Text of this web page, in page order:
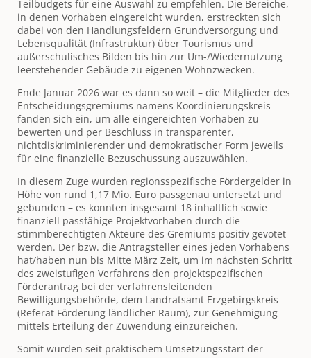
Teilbudgets für eine Auswahl zu empfehlen. Die Bereiche,
in denen Vorhaben eingereicht wurden, erstreckten sich
dabei von den Handlungsfeldern Grundversorgung und
Lebensqualität (Infrastruktur) über Tourismus und
außerschulisches Bilden bis hin zur Um-/Wiedernutzung
leerstehender Gebäude zu eigenen Wohnzwecken.
Ende Januar 2026 war es dann so weit – die Mitglieder des
Entscheidungsgremiums namens Koordinierungskreis
fanden sich ein, um alle eingereichten Vorhaben zu
bewerten und per Beschluss in transparenter,
nichtdiskriminierender und demokratischer Form jeweils
für eine finanzielle Bezuschussung auszuwählen.
In diesem Zuge wurden regionsspezifische Fördergelder in
Höhe von rund 1,17 Mio. Euro passgenau untersetzt und
gebunden – es konnten insgesamt 18 inhaltlich sowie
finanziell passfähige Projektvorhaben durch die
stimmberechtigten Akteure des Gremiums positiv gevotet
werden. Der bzw. die Antragsteller eines jeden Vorhabens
hat/haben nun bis Mitte März Zeit, um im nächsten Schritt
des zweistufigen Verfahrens den projektspezifischen
Förderantrag bei der verfahrensleitenden
Bewilligungsbehörde, dem Landratsamt Erzgebirgskreis
(Referat Förderung ländlicher Raum), zur Genehmigung
mittels Erteilung der Zuwendung einzureichen.
Somit wurden seit praktischem Umsetzungsstart der